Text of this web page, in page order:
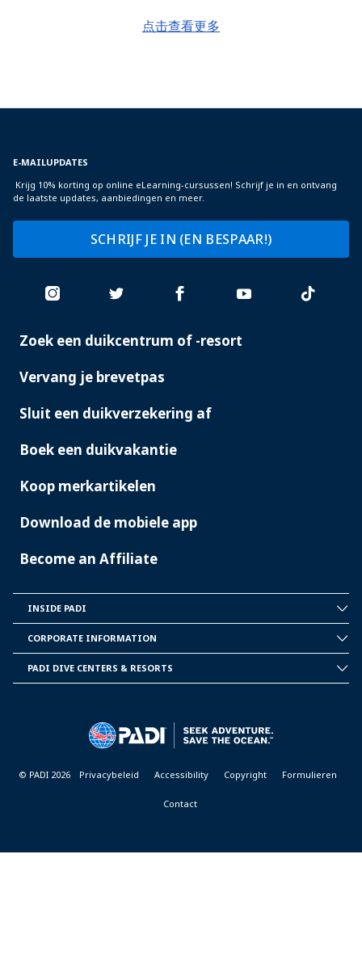
点击查看更多
E-MAILUPDATES
Krijg 10% korting op online eLearning-cursussen! Schrijf je in en ontvang
de laatste updates, aanbiedingen en meer.
SCHRIJF JE IN (EN BESPAAR!)
PADI
Zoek een duikcentrum of -resort
Vervang je brevetpas
Sluit een duikverzekering af
Boek een duikvakantie
Koop merkartikelen
Download de mobiele app
Become an Affiliate
PADI
INSIDE PADI
INFORMATION
CORPORATE INFORMATION
PADI DIVE CENTERS & RESORTS
© PADI 2026 Privacybeleid Accessibility Copyright Formulieren
Contact